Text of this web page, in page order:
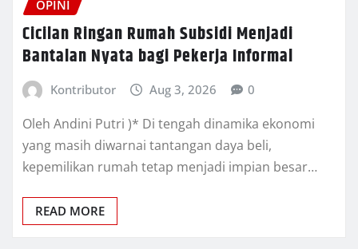
OPINI
Cicilan Ringan Rumah Subsidi Menjadi
Bantalan Nyata bagi Pekerja Informal
Kontributor Aug 3, 2026 0
Oleh Andini Putri )* Di tengah dinamika ekonomi
yang masih diwarnai tantangan daya beli,
kepemilikan rumah tetap menjadi impian besar…
READ MORE